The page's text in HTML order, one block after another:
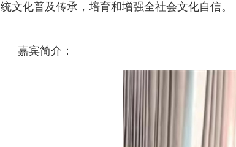
统文化普及传承，培育和增强全社会文化自信。
嘉宾简介：